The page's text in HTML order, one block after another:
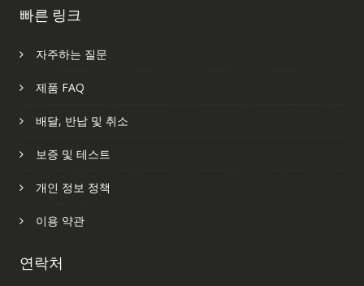
빠른 링크
자주하는 질문
제품 FAQ
배달, 반납 및 취소
보증 및 테스트
개인 정보 정책
이용 약관
연락처